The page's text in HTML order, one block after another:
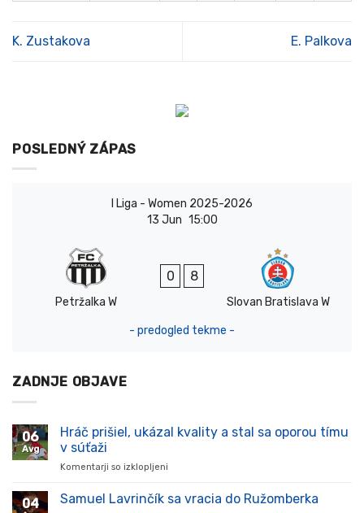
K. Zustakova E. Palkova
POSLEDNÝ ZÁPAS
I Liga - Women 2025-2026
13 Jun 15:00
Petržalka W
0 8
Slovan Bratislava W
- predogled tekme -
ZADNJE OBJAVE
06
Avg
Hráč prišiel, ukázal kvality a stal sa oporou tímu
v súťaži
Komentarji so izklopljeni
prišiel,
04 Samuel Lavrinčík sa vracia do Ružomberka